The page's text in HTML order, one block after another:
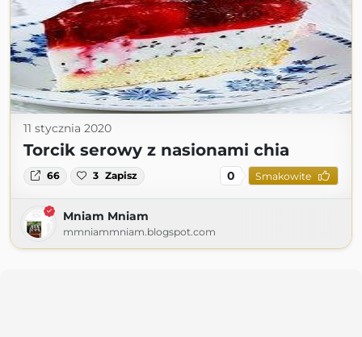
11 stycznia 2020
Torcik serowy z nasionami chia
66 3 Zapisz 0 Smakowite
Mniam Mniam
mmniammniam.blogspot.com